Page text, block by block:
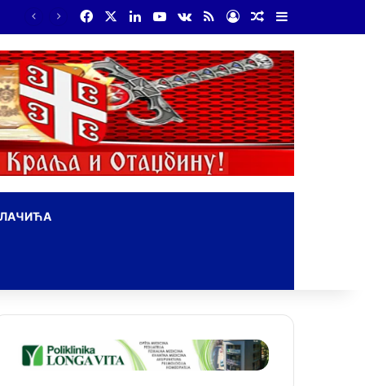
FacebookLinkedInYouTube
vk.com
RSS Log InRandom Article